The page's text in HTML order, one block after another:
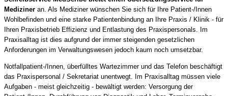
Mediziner an. Als Mediziner wünschen Sie sich für Ihre Patient-/Innen
Wohlbefinden und eine starke Patientenbindung an Ihre Praxis / Klinik - für
Ihren Praxisbetrieb Effizienz und Entlastung des Praxispersonals. Im
Praxisalltag ist dies aufgrund der immer steigenden gesetzlichen
Anforderungen im Verwaltungswesen jedoch kaum noch umsetzbar.
Notfallpatient-/Innen, überfülltes Wartezimmer und das Telefon beschäftigt
das Praxispersonal / Sekretariat unentwegt. Im Praxisalltag müssen viele
Aufgaben - meist gleichzeitig - bewältigt werden: Versorgung der